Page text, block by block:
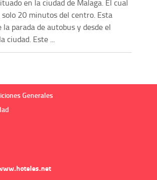
en la ciudad de Malaga. El cual
20 minutos del centro. Esta
parada de autobus y desde el
ciudad. Este ...
Generales